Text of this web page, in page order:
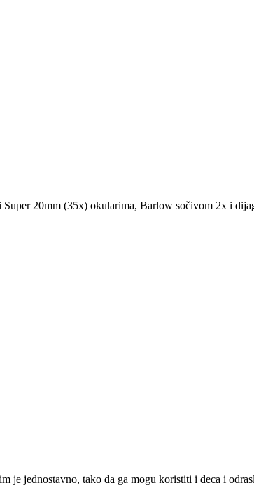
20mm (35x) okularima, Barlow sočivom 2x i
jednostavno, tako da ga mogu koristiti i deca i